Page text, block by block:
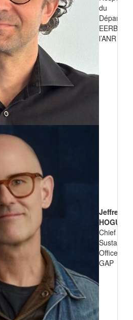
du
EERB de
l’ANR
Jeffrey
HOGUE
Chief
Officer de
GAP